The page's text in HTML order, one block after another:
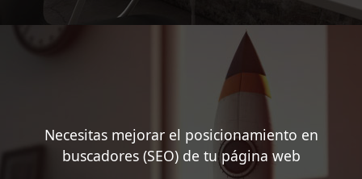
Necesitas mejorar el posicionamiento en
buscadores (SEO) de tu página web